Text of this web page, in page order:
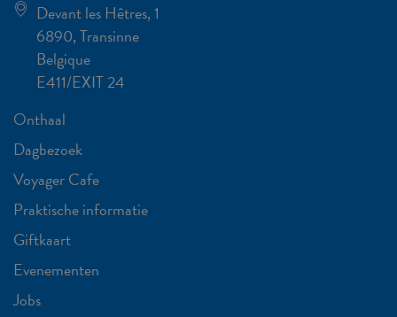
Devant les Hêtres, 1
6890, Transinne
Belgique
E411/EXIT 24
Onthaal
Dagbezoek
Voyager Cafe
Praktische informatie
Giftkaart
Evenementen
Jobs